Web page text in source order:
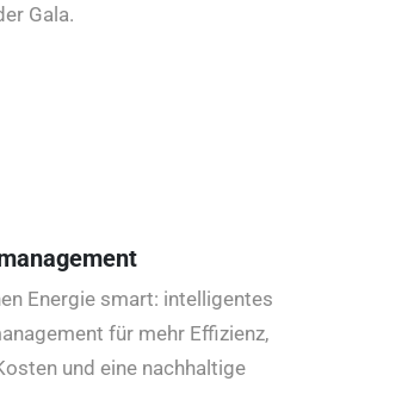
Gala.
Energie smart: intelligentes
für mehr Effizienz,
und eine nachhaltige